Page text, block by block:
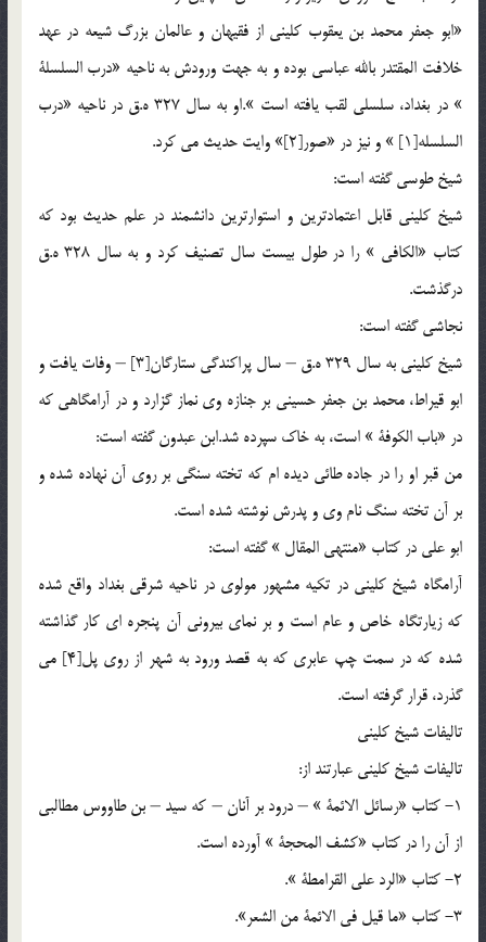
«ابو جعفر محمد بن يعقوب كليني از فقيهان و عالمان بزرگ شيعه در عهد
خلافت المقتدر بالله عباسي بوده و به جهت ورودش به ناحيه «درب السلسلة
» در بغداد، سلسلي لقب يافته است ».او به سال 327 ه.ق در ناحيه «درب
السلسله[1] » و نيز در «صور[2]» وايت حديث مي كرد.
شيخ طوسي گفته است:
شيخ كليني قابل اعتمادترين و استوارترين دانشمند در علم حديث بود كه
كتاب «الكافي » را در طول بيست سال تصنيف كرد و به سال 328 ه.ق
درگذشت.
نجاشي گفته است:
شيخ كليني به سال 329 ه.ق – سال پراكندگي ستارگان[3] – وفات يافت و
ابو قيراط، محمد بن جعفر حسيني بر جنازه وي نماز گزارد و در آرامگاهي كه
در «باب الكوفة » است، به خاك سپرده شد.ابن عبدون گفته است:
من قبر او را در جاده طائي ديده ام كه تخته سنگي بر روي آن نهاده شده و
بر آن تخته سنگ نام وي و پدرش نوشته شده است.
ابو علي در كتاب «منتهي المقال » گفته است:
آرامگاه شيخ كليني در تكيه مشهور مولوي در ناحيه شرقي بغداد واقع شده
كه زيارتگاه خاص و عام است و بر نماي بيروني آن پنجره اي كار گذاشته
شده كه در سمت چپ عابري كه به قصد ورود به شهر از روي پل[4] مي
گذرد، قرار گرفته است.
تاليفات شيخ كليني
تاليفات شيخ كليني عبارتند از:
1- كتاب «رسائل الائمة » – درود بر آنان – كه سيد – بن طاووس مطالبي
از آن را در كتاب «كشف المحجة » آورده است.
2- كتاب «الرد علي القرامطة ».
3- كتاب «ما قيل في الائمة من الشعر».